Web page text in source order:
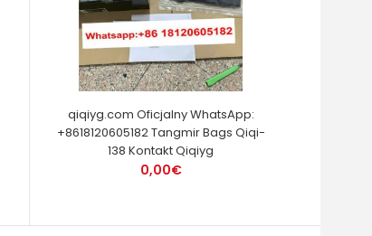
qiqiyg.com Oficjalny WhatsApp:
+8618120605182 Tangmir Bags Qiqi-
138 Kontakt Qiqiyg
0,00€